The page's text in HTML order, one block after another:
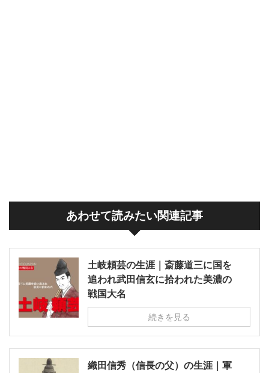
あわせて読みたい関連記事
土岐頼芸の生涯｜斎藤道三に国を
追われ武田信玄に拾われた美濃の
戦国大名
続きを見る
織田信秀（信長の父）の生涯｜軍